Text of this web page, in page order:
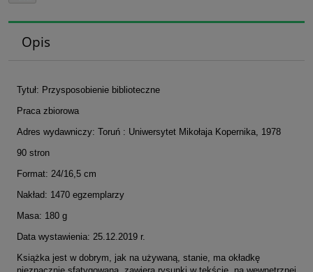
Opis
Tytuł: Przysposobienie biblioteczne
Praca zbiorowa
Adres wydawniczy: Toruń : Uniwersytet Mikołaja Kopernika, 1978
90 stron
Format: 24/16,5 cm
Nakład: 1470 egzemplarzy
Masa: 180 g
Data wystawienia: 25.12.2019 r.
Książka jest w dobrym, jak na używaną, stanie, ma okładkę